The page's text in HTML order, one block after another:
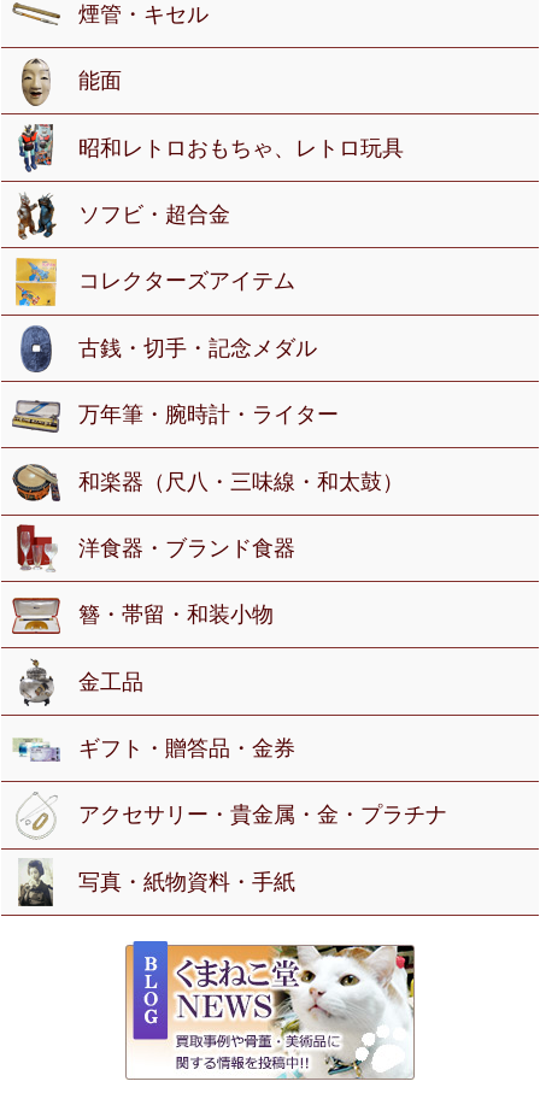
煙管・キセル
能面
昭和レトロおもちゃ、レトロ玩具
ソフビ・超合金
コレクターズアイテム
古銭・切手・記念メダル
万年筆・腕時計・ライター
和楽器（尺八・三味線・和太鼓）
洋食器・ブランド食器
簪・帯留・和装小物
金工品
ギフト・贈答品・金券
アクセサリー・貴金属・金・プラチナ
写真・紙物資料・手紙